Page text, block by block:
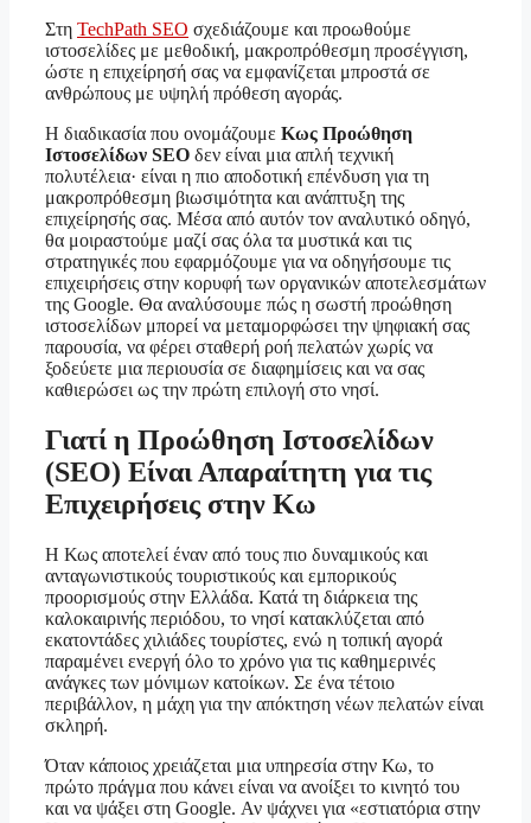
Στη TechPath SEO σχεδιάζουμε και προωθούμε
ιστοσελίδες με μεθοδική, μακροπρόθεσμη προσέγγιση,
ώστε η επιχείρησή σας να εμφανίζεται μπροστά σε
ανθρώπους με υψηλή πρόθεση αγοράς.
Η διαδικασία που ονομάζουμε Κως Προώθηση
Ιστοσελίδων SEO δεν είναι μια απλή τεχνική
πολυτέλεια· είναι η πιο αποδοτική επένδυση για τη
μακροπρόθεσμη βιωσιμότητα και ανάπτυξη της
επιχείρησής σας. Μέσα από αυτόν τον αναλυτικό οδηγό,
θα μοιραστούμε μαζί σας όλα τα μυστικά και τις
στρατηγικές που εφαρμόζουμε για να οδηγήσουμε τις
επιχειρήσεις στην κορυφή των οργανικών αποτελεσμάτων
της Google. Θα αναλύσουμε πώς η σωστή προώθηση
ιστοσελίδων μπορεί να μεταμορφώσει την ψηφιακή σας
παρουσία, να φέρει σταθερή ροή πελατών χωρίς να
ξοδεύετε μια περιουσία σε διαφημίσεις και να σας
καθιερώσει ως την πρώτη επιλογή στο νησί.
Γιατί η Προώθηση Ιστοσελίδων
(SEO) Είναι Απαραίτητη για τις
Επιχειρήσεις στην Κω
Η Κως αποτελεί έναν από τους πιο δυναμικούς και
ανταγωνιστικούς τουριστικούς και εμπορικούς
προορισμούς στην Ελλάδα. Κατά τη διάρκεια της
καλοκαιρινής περιόδου, το νησί κατακλύζεται από
εκατοντάδες χιλιάδες τουρίστες, ενώ η τοπική αγορά
παραμένει ενεργή όλο το χρόνο για τις καθημερινές
ανάγκες των μόνιμων κατοίκων. Σε ένα τέτοιο
περιβάλλον, η μάχη για την απόκτηση νέων πελατών είναι
σκληρή.
Όταν κάποιος χρειάζεται μια υπηρεσία στην Κω, το
πρώτο πράγμα που κάνει είναι να ανοίξει το κινητό του
και να ψάξει στη Google. Αν ψάχνει για «εστιατόρια στην